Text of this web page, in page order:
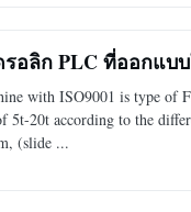
อลิก PLC ที่ออกแ
with ISO9001 is type
5t-20t according to the
(slide ...